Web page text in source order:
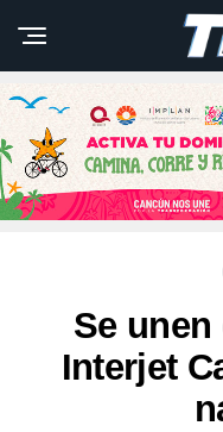
Se
Interjet